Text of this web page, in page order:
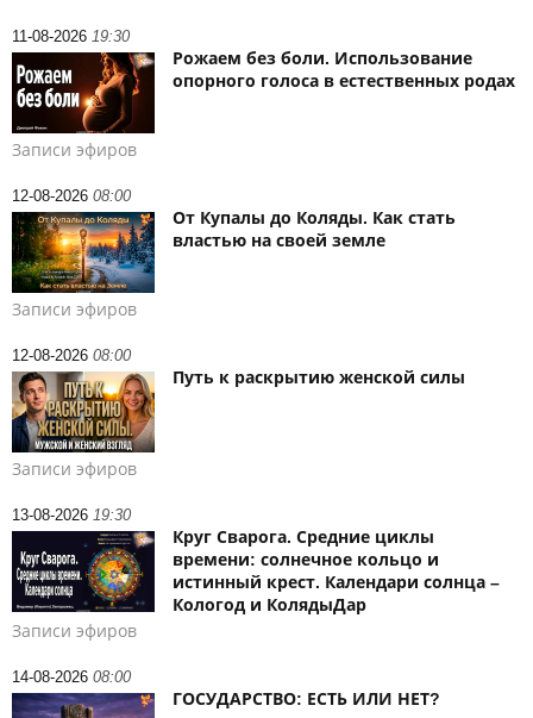
11-08-2026 19:30
Рожаем без боли. Использование
опорного голоса в естественных родах
Записи эфиров
12-08-2026 08:00
От Купалы до Коляды. Как стать
властью на своей земле
Записи эфиров
12-08-2026 08:00
Путь к раскрытию женской силы
Записи эфиров
13-08-2026 19:30
Круг Сварога. Средние циклы
времени: солнечное кольцо и
истинный крест. Календари солнца –
Кологод и КолядыДар
Записи эфиров
14-08-2026 08:00
ГОСУДАРСТВО: ЕСТЬ ИЛИ НЕТ?